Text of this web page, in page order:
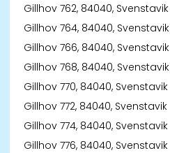
Gillhov 762, 84040, Svenstavik
Gillhov 764, 84040, Svenstavik
Gillhov 766, 84040, Svenstavik
Gillhov 768, 84040, Svenstavik
Gillhov 770, 84040, Svenstavik
Gillhov 772, 84040, Svenstavik
Gillhov 774, 84040, Svenstavik
Gillhov 776, 84040, Svenstavik